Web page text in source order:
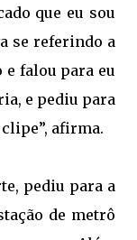
que eu sou
se referindo a
falou para eu
e pediu para
afirma.
pediu para a
de metrô